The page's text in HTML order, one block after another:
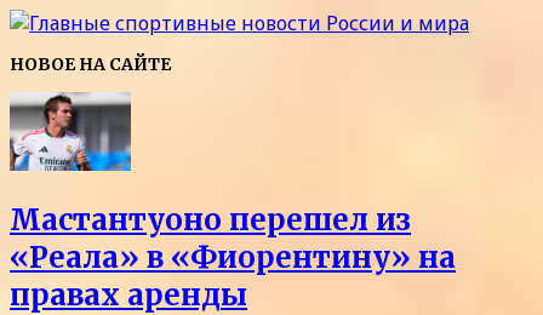
НОВОЕ НА САЙТЕ
Мастантуоно перешел из
«Реала» в «Фиорентину» на
правах аренды